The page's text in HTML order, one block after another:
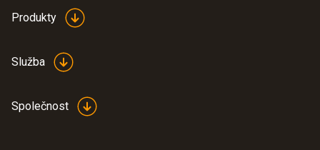
Produkty
Služba
Společnost